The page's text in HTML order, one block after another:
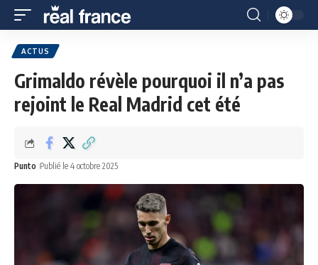
ACTUS
Grimaldo révèle pourquoi il n’a pas
rejoint le Real Madrid cet été
Punto Publié le 4 octobre 2025